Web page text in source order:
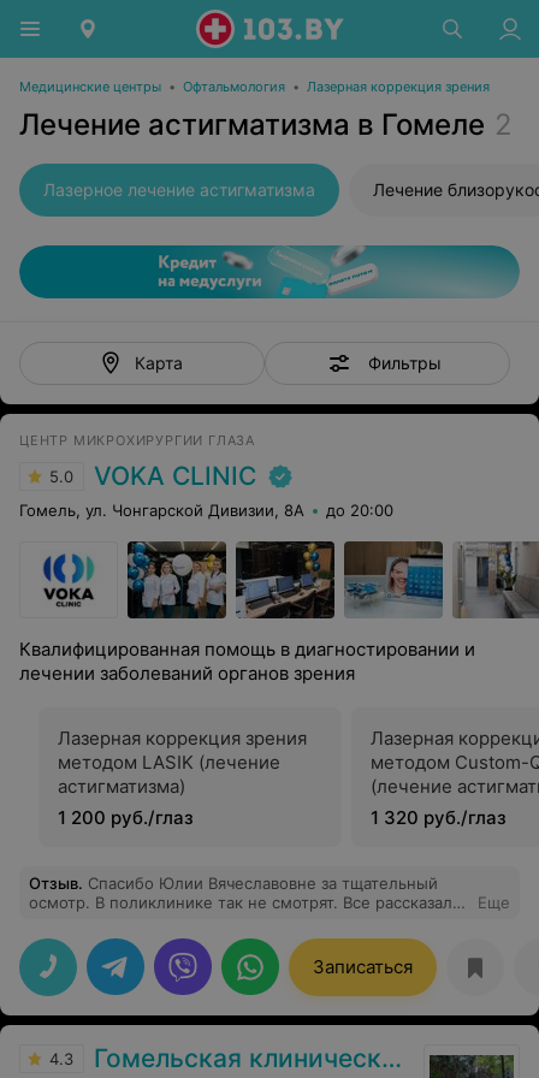
Медицинские центры • Офтальмология • Лазерная коррекция зрения
Лечение астигматизма в Гомеле 2
Лазерное лечение астигматизма Лечение
Карта Фильтры
ЦЕНТР МИКРОХИРУРГИИ ГЛАЗА
5.0 VOKA CLINIC
Гомель, ул. Чонгарской Дивизии, 8А до 20:00
Квалифицированная помощь в диагностировании и
лечении заболеваний органов зрения
Лазерная коррекция зрения
методом LASIK (лечение
астигматизма)
1 200 руб./глаз
Лазерная
методом Custom-
(лечение
1 320 руб./глаз
Отзыв. Спасибо Юлии Вячеславовне за тщательный
осмотр. В поликлинике так не смотрят. Все рассказала,
Еще
Записаться
4.3 Гомельская клиническая больница